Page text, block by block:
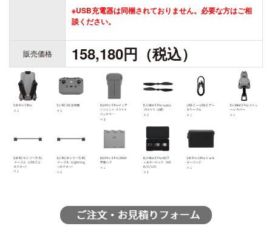
※USB充電器は同梱されておりません。必要な方はご相
談ください。
販売価格 158,180円（税込）